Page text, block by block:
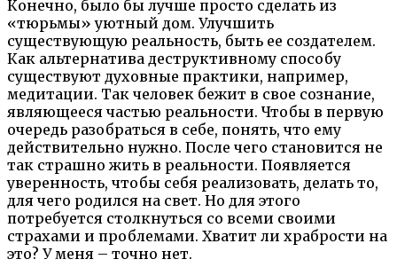
Конечно, было бы лучше просто сделать из
«тюрьмы» уютный дом. Улучшить
существующую реальность, быть ее создателем.
Как альтернатива деструктивному способу
существуют духовные практики, например,
медитации. Так человек бежит в свое сознание,
являющееся частью реальности. Чтобы в первую
очередь разобраться в себе, понять, что ему
действительно нужно. После чего становится не
так страшно жить в реальности. Появляется
уверенность, чтобы себя реализовать, делать то,
для чего родился на свет. Но для этого
потребуется столкнуться со всеми своими
страхами и проблемами. Хватит ли храбрости на
это? У меня – точно нет.